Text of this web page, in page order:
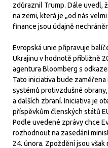
zdůraznil Trump. Dále uvedl,
na zemi, která je „od nás
finance jsou údajně
Evropská unie připravuje
Ukrajinu v hodnotě přibližně
agentura Bloomberg s
Tato iniciativa bude
systémů protivzdušné
a dalších zbraní. Iniciativa je
příspěvkům členských států
Podle uvedené zprávy chce
rozhodnout na zasedání
24. února. Zpoždění jsou